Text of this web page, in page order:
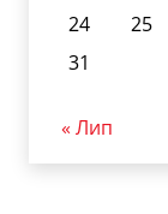
24
25
31
« Лип